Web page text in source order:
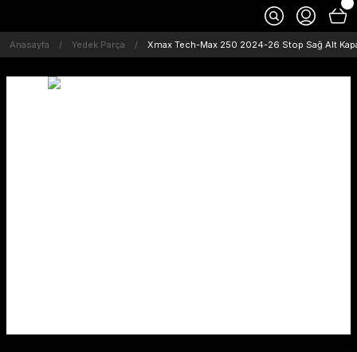
Anasayfa Yedek Parça Xmax Tech-Max 250 2024-26 Stop Sağ Alt